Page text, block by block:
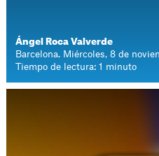
Ángel Roca Valverde
Barcelona. Miércoles, 8 de
Tiempo de lectura: 1 minuto